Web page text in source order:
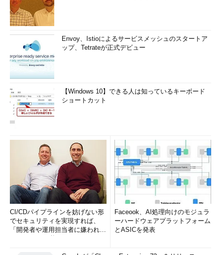
情報システムのリスク分析に関する記述の
（H21春DB午前II問17）
リスクには、投
機的リスクと純粋リスクとがある。情報セ
イリスクの予想損失額は、損害予防のた
めに投入されるコスト、復旧に要するコス
ウリスク分析では、現実に発生すれば損
失をもたらすリスクが、情報システムのど
こに、どのように潜在しているかを識別
し、その影響の大きさを測定する。
エリスクを金額で測定するリスク評価額
は、損害が現実のものになった場合の1回当
たりの平均予想損失額で表される。
Envoy、Istioによるサービスメッシュのスタートア
ップ、Tetrateが正式デビュー
【Windows 10】できる人は知っているキーボード
ショートカット
CI/CDパイプラインを妨げない形
でセキュリティを実現すれば、
「開発者や運用担当者に嫌われな
Faceook、AI処理向けのモジュラ
ーハードウェアプラットフォーム
とASICを発表